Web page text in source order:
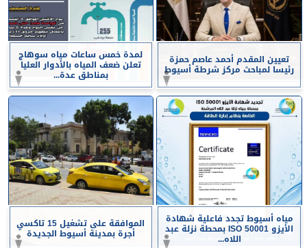
تعيين المقدم أحمد عاصم حمزة
رئيسا لمباحث مركز شرطة أسيوط
لمدة خمس ساعات مياه سوهاج
تعلن ضعف المياه بالأدوار العليا
بمناطق عدة...
مياه أسيوط تجدد فاعلية شهادة
الأيزو ISO 50001 بمحطة نزلة عبد
اللاه...
الموافقة على تشغيل 15 تاكسي
أجرة بمدينة أسيوط الجديدة